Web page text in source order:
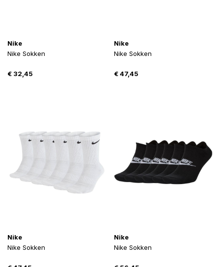
Nike
Nike Sokken
€ 32,45
Nike
Nike Sokken
€47,45
Nike
Nike Sokken
Nike
Nike Sokken